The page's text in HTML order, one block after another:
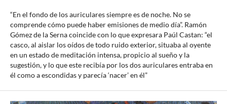
“En el fondo de los auriculares siempre es de noche. No se
comprende cómo puede haber emisiones de medio día”. Ramón
Gómez de la Serna coincide con lo que expresara Paúl Castan: “el
casco, al aislar los oídos de todo ruido exterior, situaba al oyente
en un estado de meditación intensa, propicio al sueño y la
sugestión, y lo que este recibía por los dos auriculares entraba en
él como a escondidas y parecía ‘nacer’ en él”